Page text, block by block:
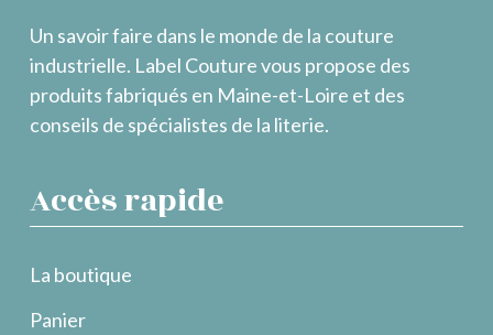
Un savoir faire dans le monde de la couture
industrielle. Label Couture vous propose des
produits fabriqués en Maine-et-Loire et des
conseils de spécialistes de la literie.
Accès rapide
La boutique
Panier